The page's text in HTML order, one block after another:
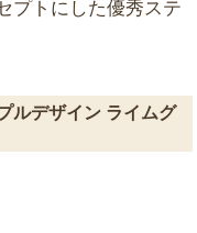
プトにした優秀ステ
ルデザイン ライムグ